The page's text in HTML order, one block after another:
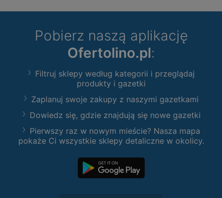
Pobierz naszą aplikację
Ofertolino.pl:
Filtruj sklepy według kategorii i przeglądaj
produkty i gazetki
Zaplanuj swoje zakupy z naszymi gazetkami
Dowiedz się, gdzie znajdują się nowe gazetki
Pierwszy raz w nowym mieście? Nasza mapa
pokaże Ci wszystkie sklepy detaliczne w okolicy.